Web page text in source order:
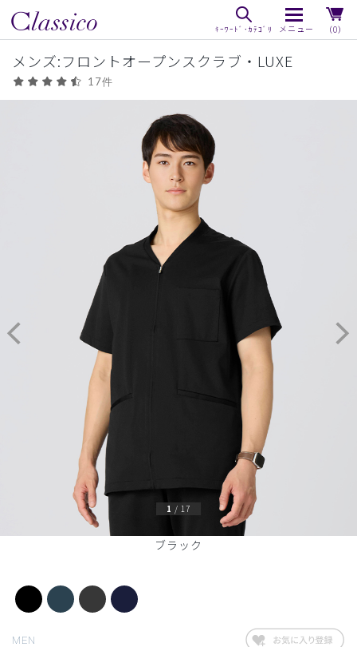
（0）
メンズ:フロントオープンスクラブ・LUXE
17件
ブラック
1 / 17
MEN